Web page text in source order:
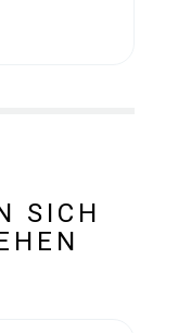
SICH